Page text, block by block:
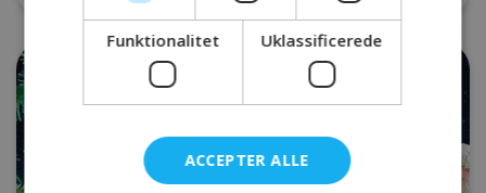
Funktionalitet Uklassificerede
ACCEPTER ALLE